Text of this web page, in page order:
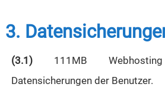
3.
(3.1) 111MB
Datensicherungen der Benutzer.